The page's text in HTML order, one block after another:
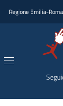
Regione Emilia-